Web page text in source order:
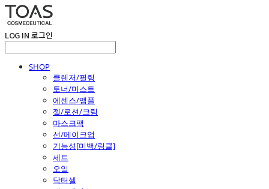
LOG IN 로그인
SHOP
클렌저/필링
토너/미스트
에센스/앰플
젤/로션/크림
마스크팩
선/메이크업
기능성[미백/링클]
세트
오일
닥터셀